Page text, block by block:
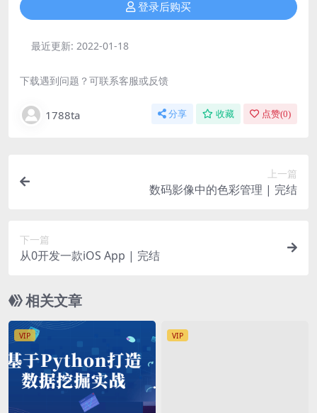
登录后购买
最近更新: 2022-01-18
下载遇到问题？可联系客服或反馈
1788ta 分享 收藏 点赞(0)
上一篇
数码影像中的色彩管理 | 完结
下一篇
从0开发一款iOS App | 完结
相关文章
VIP VIP